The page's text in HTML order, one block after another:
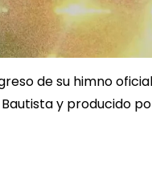
de su himno
y producido